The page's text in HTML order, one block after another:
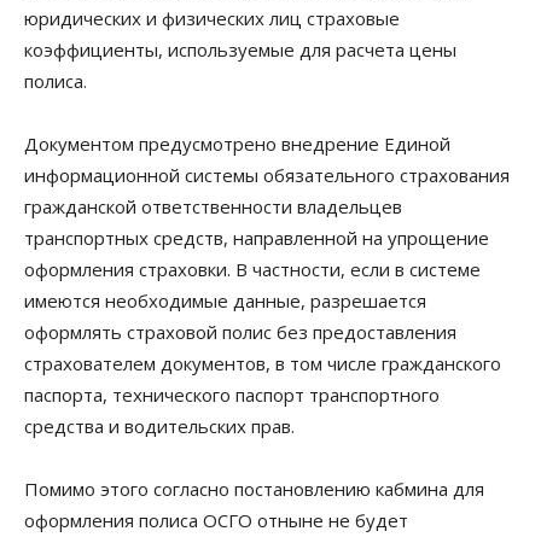
юридических и физических лиц страховые
коэффициенты, используемые для расчета цены
полиса.
Документом предусмотрено внедрение Единой
информационной системы обязательного страхования
гражданской ответственности владельцев
транспортных средств, направленной на упрощение
оформления страховки. В частности, если в системе
имеются необходимые данные, разрешается
оформлять страховой полис без предоставления
страхователем документов, в том числе гражданского
паспорта, технического паспорт транспортного
средства и водительских прав.
Помимо этого согласно постановлению кабмина для
оформления полиса ОСГО отныне не будет